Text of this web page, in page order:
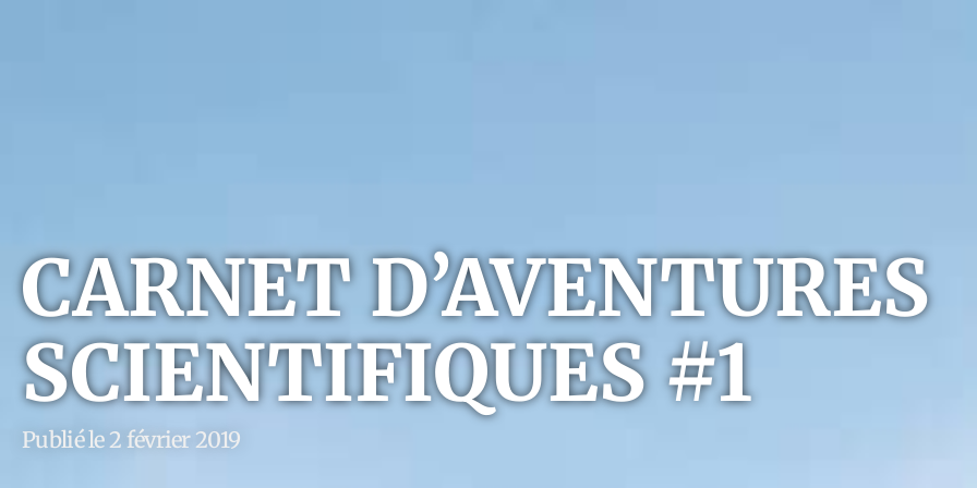
CARNET D’AVENTURES
SCIENTIFIQUES #1
Publié le 2 février 2019